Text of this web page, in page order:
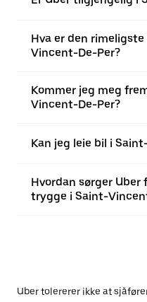
Hva er den
Vincent-De-Per?
Kommer jeg meg
Vincent-De-Per?
Kan jeg leie bil i
Hvordan sørger Uber
trygge i Saint-
Uber tolererer ikke at